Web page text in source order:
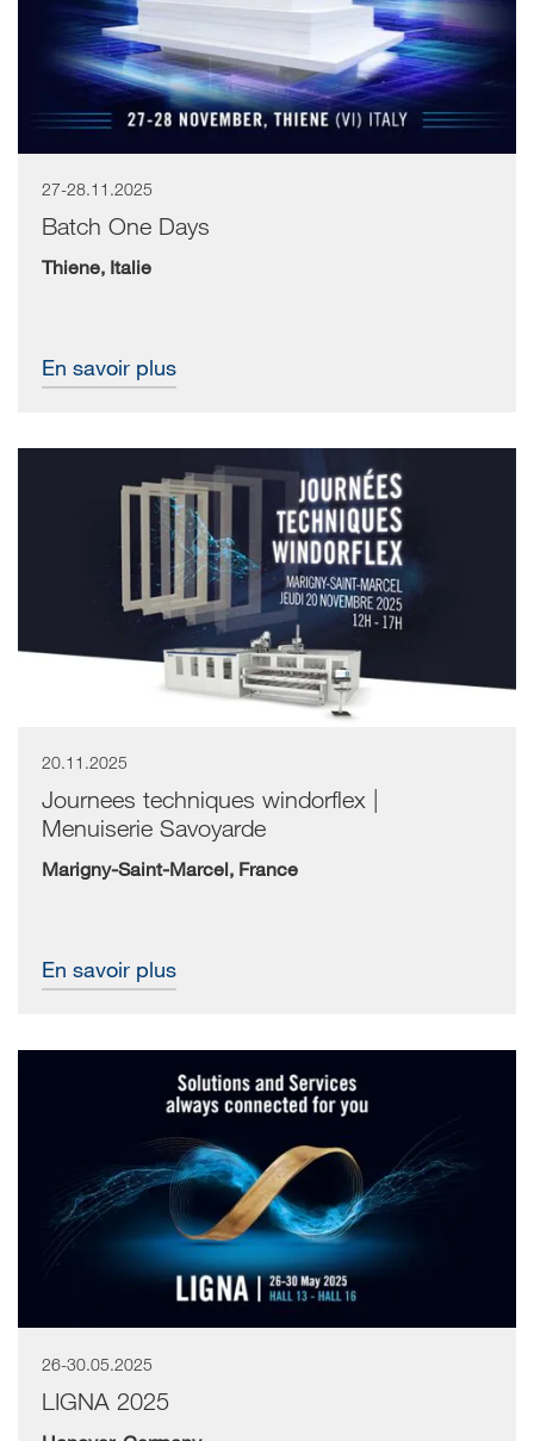
27-28.11.2025
Batch One Days
Thiene, Italie
En savoir plus
20.11.2025
Journees techniques windorflex |
Menuiserie Savoyarde
Marigny-Saint-Marcel, France
En savoir plus
26-30.05.2025
LIGNA 2025